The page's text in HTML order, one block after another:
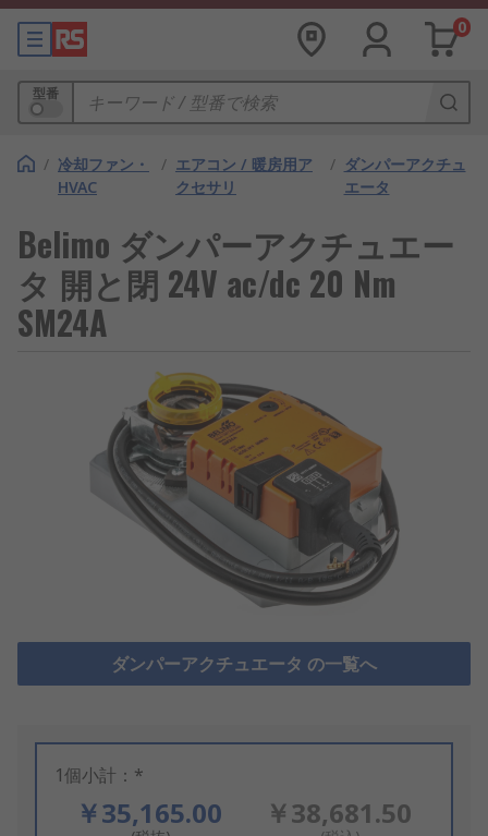
0
型番
/ 冷却ファン・
HVAC
/ エアコン / 暖房用ア
クセサリ
/ ダンパーアクチュ
エータ
Belimo ダンパーアクチュエー
タ 開と閉 24V ac/dc 20 Nm
SM24A
ダンパーアクチュエータ の一覧へ
1個小計：*
￥35,165.00 ￥38,681.50